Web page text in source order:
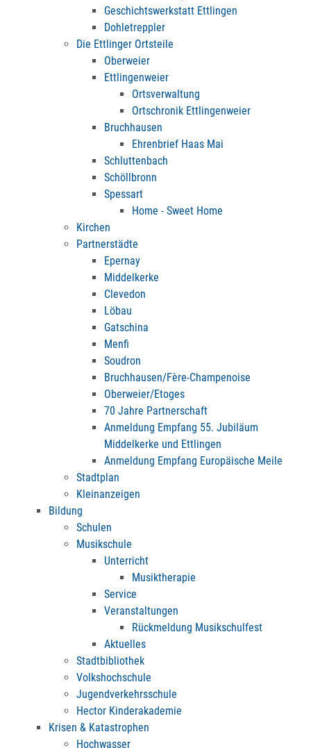
Geschichtswerkstatt Ettlingen
Dohletreppler
Die Ettlinger Ortsteile
Oberweier
Ettlingenweier
Ortsverwaltung
Ortschronik Ettlingenweier
Bruchhausen
Ehrenbrief Haas Mai
Schluttenbach
Schöllbronn
Spessart
Home - Sweet Home
Kirchen
Partnerstädte
Epernay
Middelkerke
Clevedon
Löbau
Gatschina
Menfi
Soudron
Bruchhausen/Fère-Champenoise
Oberweier/Etoges
70 Jahre Partnerschaft
Anmeldung Empfang 55. Jubiläum
Middelkerke und Ettlingen
Anmeldung Empfang Europäische Meile
Stadtplan
Kleinanzeigen
Bildung
Schulen
Musikschule
Unterricht
Musiktherapie
Service
Veranstaltungen
Rückmeldung Musikschulfest
Aktuelles
Stadtbibliothek
Volkshochschule
Jugendverkehrsschule
Hector Kinderakademie
Krisen & Katastrophen
Hochwasser